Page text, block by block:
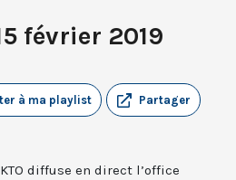
février 2019
Partager
à ma playlist
diffuse en direct l’office